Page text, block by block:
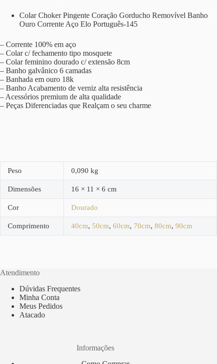
Colar Choker Pingente Coração Gorducho Removível Banho
Ouro Corrente Aço Elo Português-145
– Corrente 100% em aço
– Colar c/ fechamento tipo mosquete
– Colar feminino dourado c/ extensão 8cm
– Banho galvânico 6 camadas
– Banhada em ouro 18k
– Banho Acabamento de verniz alta resistência
– Acessórios premium de alta qualidade
– Peças Diferenciadas que Realçam o seu charme
Peso 0,090 kg
Dimensões 16 × 11 × 6 cm
Cor Dourado
Comprimento 40cm, 50cm, 60cm, 70cm, 80cm, 90cm
Atendimento
Dúvidas Frequentes
Minha Conta
Meus Pedidos
Atacado
Informações